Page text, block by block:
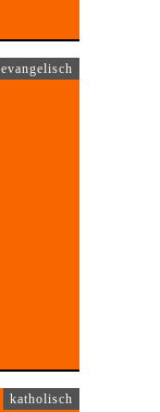
evangelisch
katholisch